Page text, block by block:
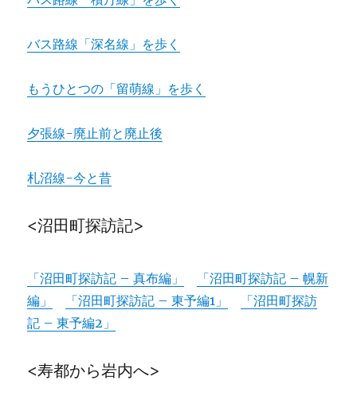
バス路線「深名線」を歩く
もうひとつの「留萌線」を歩く
夕張線-廃止前と廃止後
札沼線-今と昔
<沼田町探訪記>
「沼田町探訪記 – 真布編」
「沼田町探訪記 – 幌新
編」
「沼田町探訪記 – 東予編1」
「沼田町探訪
記 – 東予編2」
<寿都から岩内へ>